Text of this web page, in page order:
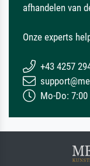
afhandelen van
Onze experts
+43 4257
Mo-Do: 7:00